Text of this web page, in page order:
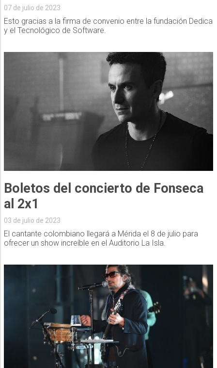
07 de julio de 2023
Esto gracias a la firma de convenio entre la fundación Dedica
y el Tecnológico de Software.
Boletos del concierto de Fonseca
al 2x1
03 de julio de 2023
El cantante colombiano llegará a Mérida el 8 de julio para
ofrecer un show increíble en el Auditorio La Isla.